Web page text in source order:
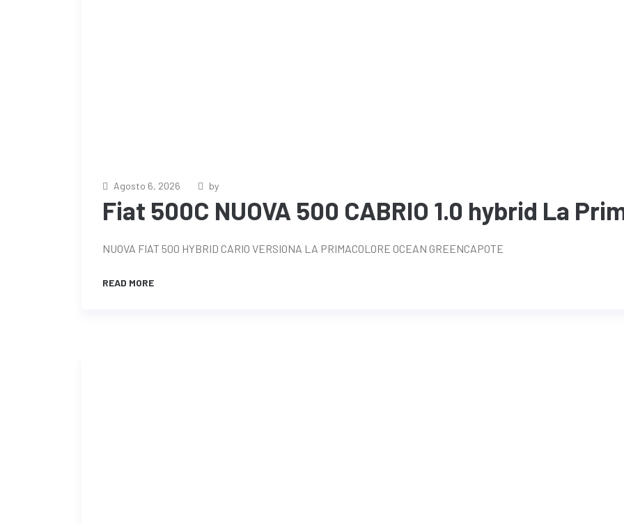
Agosto 6, 2026 by
Fiat 500C NUOVA 500 CABRIO 1.0 hybrid La
NUOVA FIAT 500 HYBRID CARIO VERSIONA LA PRIMACOLORE OCEAN GREENCAPOTE
READ MORE